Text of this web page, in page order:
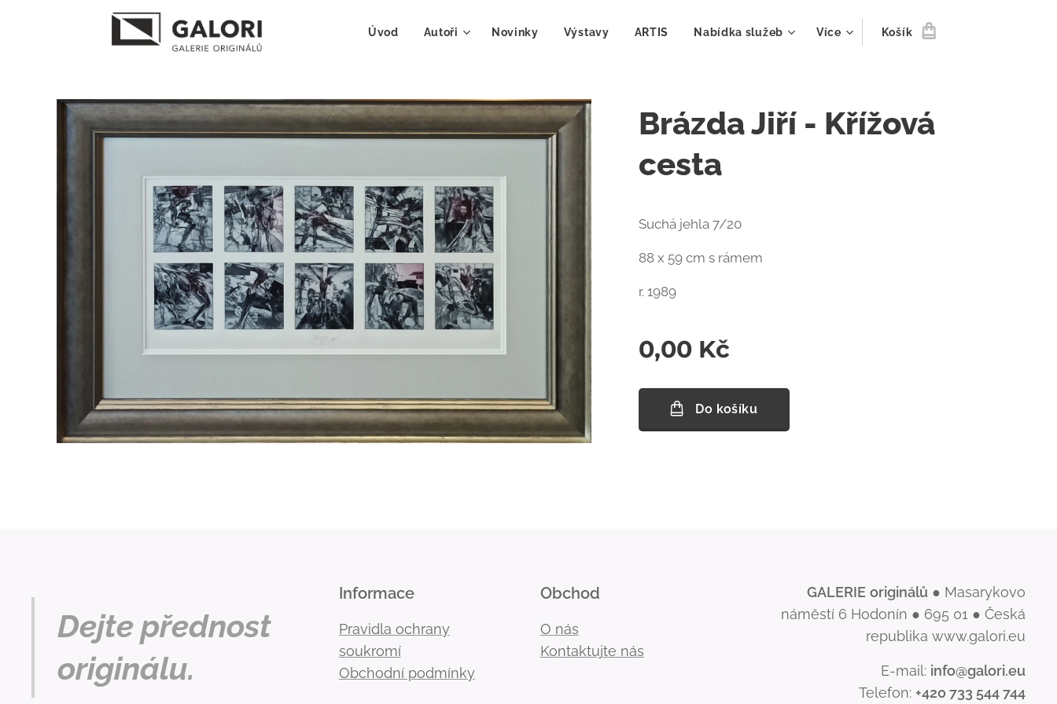
Úvod Autoři Novinky Výstavy ARTIS Nabídka služeb Více Košík
Brázda Jiří - Křížová
cesta
Suchá jehla 7/20
88 x 59 cm s rámem
r. 1989
0,00 Kč
Do košíku
Dejte přednost
originálu.
Informace
Pravidla ochrany
soukromí
Obchodní podmínky
Obchod
O nás
Kontaktujte nás
GALERIE originálů ● Masarykovo
náměstí 6 Hodonín ● 695 01 ● Česká
republika www.galori.eu
E-mail: info@galori.eu
Telefon: +420 733 544 744